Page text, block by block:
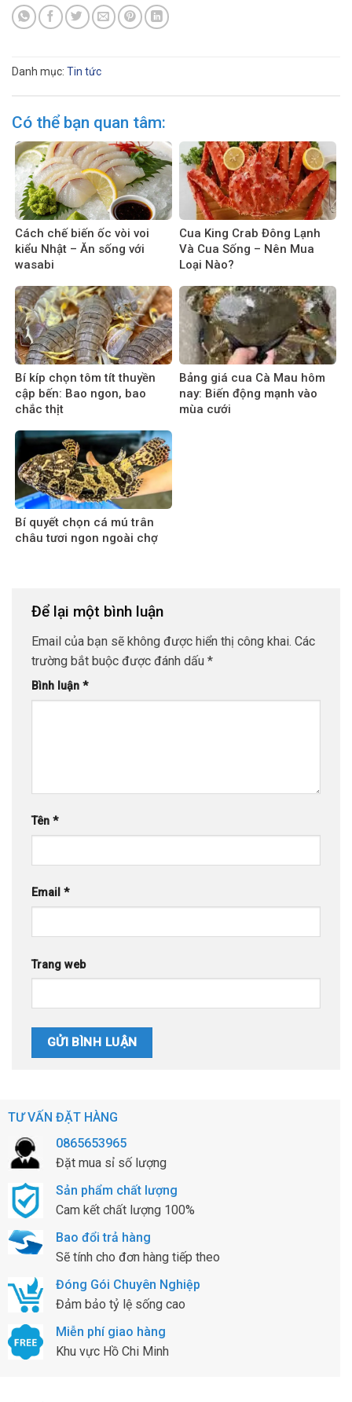
TƯ VẤN ĐẶT HÀNG
0865653965
Đặt mua sỉ số lượng
Sản phẩm chất lượng
Cam kết chất lượng 100%
Bao đổi trả hàng
Sẽ tính cho đơn hàng tiếp theo
Đóng Gói Chuyên Nghiệp
Đảm bảo tỷ lệ sống cao
Miễn phí giao hàng
Khu vực Hồ Chi Minh
Danh mục: Tin tức
Có thể bạn quan tâm:
Cách chế biến ốc vòi voi
kiểu Nhật – Ăn sống với
wasabi
Cua King Crab Đông Lạnh
Và Cua Sống – Nên Mua
Loại Nào?
Bí kíp chọn tôm tít thuyền
cập bến: Bao ngon, bao
chắc thịt
Bảng giá cua Cà Mau hôm
nay: Biến động mạnh vào
mùa cưới
Bí quyết chọn cá mú trân
châu tươi ngon ngoài chợ
Để lại một bình luận
Email của bạn sẽ không được hiển thị công khai. Các
trường bắt buộc được đánh dấu *
Bình luận *
Tên *
Email *
Trang web